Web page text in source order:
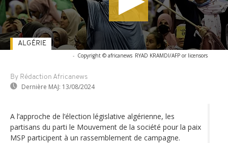
- Copyright © africanews RYAD KRAMDI/AFP or licensors
By Rédaction Africanews
Dernière MAJ: 13/08/2024
ALGÉRIE
A l’approche de l’élection législative algérienne, les
partisans du parti le Mouvement de la société pour la paix
MSP participent à un rassemblement de campagne.